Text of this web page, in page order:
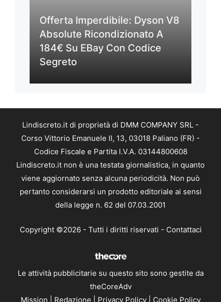
Offerta Imperdibile: Dyson V8
Absolute Ricondizionato A
184€ Su EBay Con Codice
Segreto
Lindiscreto.it di proprietà di DMM COMPANY SRL -
Corso Vittorio Emanuele II, 13, 03018 Paliano (FR) -
Codice Fiscale e Partita I.V.A. 03144800608
Lindiscreto.it non è una testata giornalistica, in quanto
viene aggiornato senza alcuna periodicità. Non può
pertanto considerarsi un prodotto editoriale ai sensi
della legge n. 62 del 07.03.2001
Copyright ©2026 - Tutti i diritti riservati - Contattaci
Le attività pubblicitarie su questo sito sono gestite da
theCoreAdv
Mission
Redazione Privacy Policy| Cookie Policy